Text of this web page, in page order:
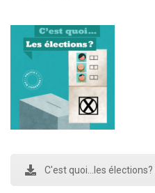
C'est quoi...les élections?